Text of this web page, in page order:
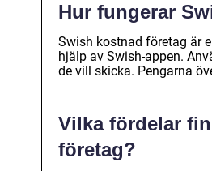
Hur fungerar
Swish kostnad företag är
hjälp av Swish-appen.
de vill skicka. Pengarna
Vilka fördelar
företag?